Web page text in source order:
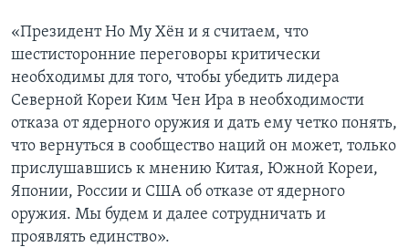
СОЦИАЛЬНЫЕ СЕТИ
Языки
«Президент Но Му Хён и я считаем, что
шестисторонние переговоры критически
необходимы для того, чтобы убедить лидера
Северной Кореи Ким Чен Ира в необходимости
отказа от ядерного оружия и дать ему четко понять,
что вернуться в сообщество наций он может, только
прислушавшись к мнению Китая, Южной Кореи,
Японии, России и США об отказе от ядерного
оружия. Мы будем и далее сотрудничать и
проявлять единство».